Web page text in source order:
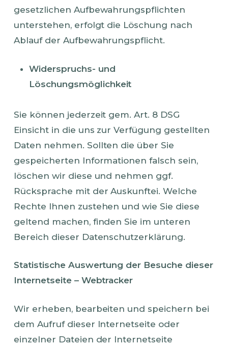
gesetzlichen Aufbewahrungspflichten
unterstehen, erfolgt die Löschung nach
Ablauf der Aufbewahrungspflicht.
Widerspruchs- und
Löschungsmöglichkeit
Sie können jederzeit gem. Art. 8 DSG
Einsicht in die uns zur Verfügung gestellten
Daten nehmen. Sollten die über Sie
gespeicherten Informationen falsch sein,
löschen wir diese und nehmen ggf.
Rücksprache mit der Auskunftei. Welche
Rechte Ihnen zustehen und wie Sie diese
geltend machen, finden Sie im unteren
Bereich dieser Datenschutzerklärung.
Statistische Auswertung der Besuche dieser
Internetseite – Webtracker
Wir erheben, bearbeiten und speichern bei
dem Aufruf dieser Internetseite oder
einzelner Dateien der Internetseite